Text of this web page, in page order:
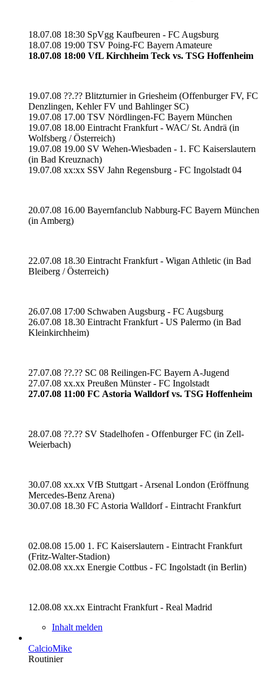
18.07.08 18:30 SpVgg Kaufbeuren - FC Augsburg
18.07.08 19:00 TSV Poing-FC Bayern Amateure
18.07.08 18:00 VfL Kirchheim Teck vs. TSG Hoffenheim
19.07.08 ??.?? Blitzturnier in Griesheim (Offenburger FV, FC
Denzlingen, Kehler FV und Bahlinger SC)
19.07.08 17.00 TSV Nördlingen-FC Bayern München
19.07.08 18.00 Eintracht Frankfurt - WAC/ St. Andrä (in
Wolfsberg / Österreich)
19.07.08 19.00 SV Wehen-Wiesbaden - 1. FC Kaiserslautern
(in Bad Kreuznach)
19.07.08 xx:xx SSV Jahn Regensburg - FC Ingolstadt 04
20.07.08 16.00 Bayernfanclub Nabburg-FC Bayern München
(in Amberg)
22.07.08 18.30 Eintracht Frankfurt - Wigan Athletic (in Bad
Bleiberg / Österreich)
26.07.08 17:00 Schwaben Augsburg - FC Augsburg
26.07.08 18.30 Eintracht Frankfurt - US Palermo (in Bad
Kleinkirchheim)
27.07.08 ??.?? SC 08 Reilingen-FC Bayern A-Jugend
27.07.08 xx.xx Preußen Münster - FC Ingolstadt
27.07.08 11:00 FC Astoria Walldorf vs. TSG Hoffenheim
28.07.08 ??.?? SV Stadelhofen - Offenburger FC (in Zell-
Weierbach)
30.07.08 xx.xx VfB Stuttgart - Arsenal London (Eröffnung
Mercedes-Benz Arena)
30.07.08 18.30 FC Astoria Walldorf - Eintracht Frankfurt
02.08.08 15.00 1. FC Kaiserslautern - Eintracht Frankfurt
(Fritz-Walter-Stadion)
02.08.08 xx.xx Energie Cottbus - FC Ingolstadt (in Berlin)
12.08.08 xx.xx Eintracht Frankfurt - Real Madrid
Inhalt melden
CalcioMike
Routinier